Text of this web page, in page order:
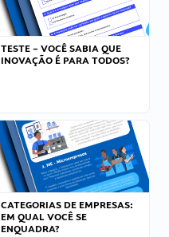
TESTE – VOCÊ SABIA QUE
INOVAÇÃO É PARA TODOS?
CATEGORIAS DE EMPRESAS:
EM QUAL VOCÊ SE
ENQUADRA?